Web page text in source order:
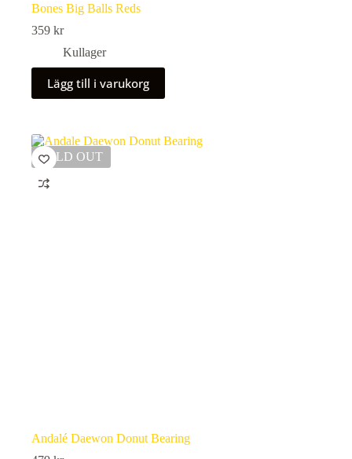
Bones Big Balls Reds
359 kr
Kullager
Lägg till i varukorg
SOLD OUT
Andalé Daewon Donut Bearing